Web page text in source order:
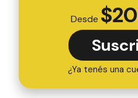
Desde $
¿Ya tenés una